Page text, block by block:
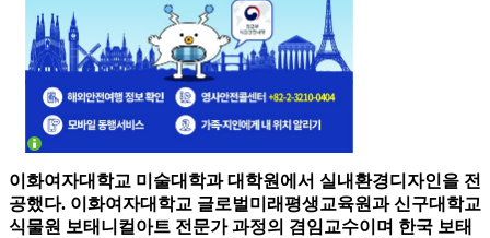
이화여자대학교 미술대학과 대학원에서 실내환경디자인을 전
공했다. 이화여자대학교 글로벌미래평생교육원과 신구대학교
식물원 보태니컬아트 전문가 과정의 겸임교수이며 한국 보태